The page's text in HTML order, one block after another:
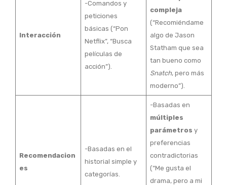
Interacción
-Comandos y
peticiones
básicas (“Pon
Netflix”, “Busca
películas de
acción”).
compleja
(“Recomiéndame
algo de Jason
Statham que sea
tan bueno como
Snatch, pero más
moderno”).
Recomendacion
es
-Basadas en el
historial simple y
categorías.
-Basadas en
múltiples
parámetros y
preferencias
contradictorias
(“Me gusta el
drama, pero a mi